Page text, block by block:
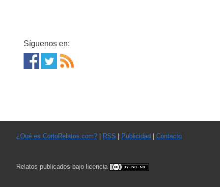
Síguenos en:
¿Qué es CortoRelatos.com?| RSS Publicidad Contacto
Relatos publicados bajo licencia